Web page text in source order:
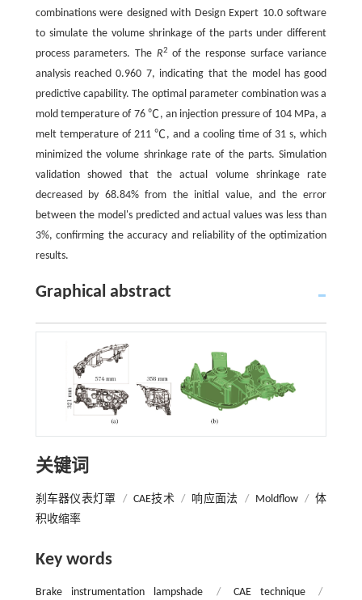
combinations were designed with Design Expert 10.0 software
to simulate the volume shrinkage of the parts under different
process parameters. The R2 of the response surface variance
analysis reached 0.960 7, indicating that the model has good
predictive capability. The optimal parameter combination was a
mold temperature of 76 ℃, an injection pressure of 104 MPa, a
melt temperature of 211 ℃, and a cooling time of 31 s, which
minimized the volume shrinkage rate of the parts. Simulation
validation showed that the actual volume shrinkage rate
decreased by 68.84% from the initial value, and the error
between the model's predicted and actual values was less than
3%, confirming the accuracy and reliability of the optimization
results.
Graphical abstract
关键词
刹车器仪表灯罩 / CAE技术 / 响应面法 / Moldflow / 体
积收缩率
Key words
Brake instrumentation lampshade / CAE technique
/